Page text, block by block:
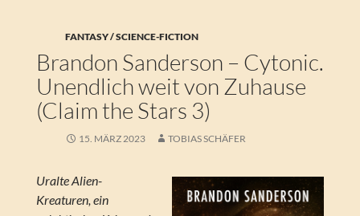
FANTASY / SCIENCE-FICTION
Brandon Sanderson – Cytonic.
Unendlich weit von Zuhause
(Claim the Stars 3)
15. MÄRZ 2023 TOBIAS SCHÄFER
Uralte Alien-
Kreaturen, ein